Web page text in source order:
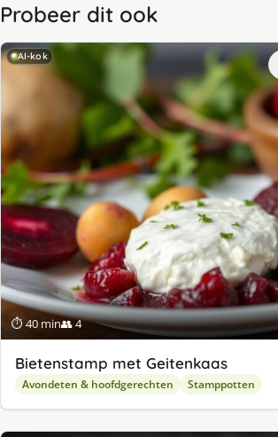
Probeer dit ook
AI-kok
⏱ 40 min👥 4
Bietenstamp met Geitenkaas
Avondeten & hoofdgerechten Stamppotten